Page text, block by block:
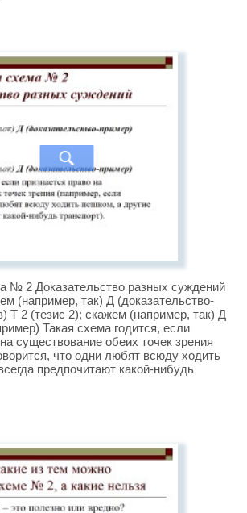
№ 2 Доказательство разных суждений
(например, так) Д (доказательство-
Т 2 (тезис 2); скажем (например, так) Д
Такая схема годится, если
существование обеих точек зрения
что одни любят всюду ходить
предпочитают какой-нибудь